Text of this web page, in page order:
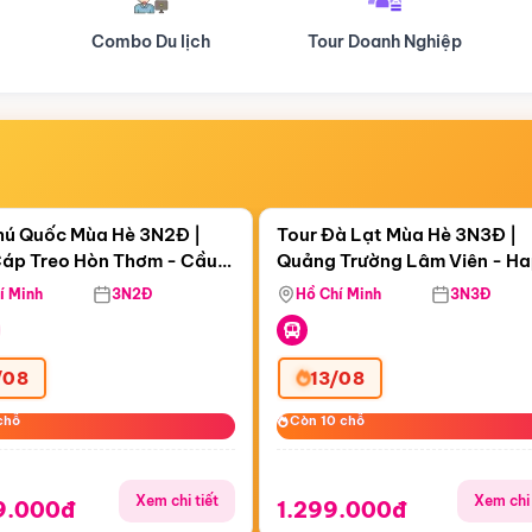
Tour Doanh Nghiệp Du lịch Hành Hương
02:01:39
Treo Hòn Thơm
Quốc Mùa Hè 3N2Đ |
Treo Hòn Thơm - Cầu
Viên Nước Aquatopia
Minh 3N2Đ
Xem chi tiết
Còn06 ngày 02:01:39
Tour Đà Lạt Mùa Hè 3N3Đ |
Quảng Trường Lâm Viên -
Hill - Puppy Farm
Hồ Chí Minh 3N3Đ
13/08
Còn 10 chỗ
Còn 10 chỗ
1.299.000đ Xem